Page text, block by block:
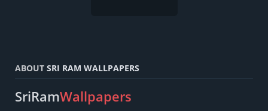
ABOUT SRI RAM WALLPAPERS
SriRamWallpapers